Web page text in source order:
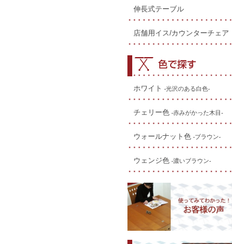
伸長式テーブル
店舗用イス/カウンターチェア
ホワイト -光沢のある白色-
チェリー色 -赤みがかった木目-
ウォールナット色 -ブラウン-
ウェンジ色 -濃いブラウン-